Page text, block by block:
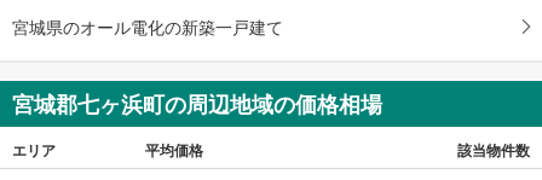
宮城県のオール電化の新築一戸建て
宮城郡七ヶ浜町の周辺地域の価格相場
エリア 平均価格 該当物件数